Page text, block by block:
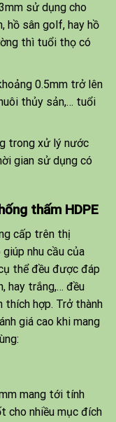
sử dụng cho
hồ sân golf, hay hồ
thì tuổi thọ có
0.5mm trở lên
thủy sản,… tuổi
trong xử lý nước
gian sử dụng có
thấm HDPE
cấp trên thị
nhu cầu của
thể đều được đáp
hay trắng,… đều
thích hợp. Trở thành
giá cao khi mang
mang tới tính
cho nhiều mục đích